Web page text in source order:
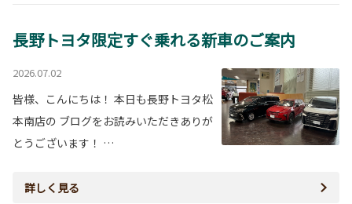
長野トヨタ限定すぐ乗れる新車のご案内
2026.07.02
皆様、こんにちは！ 本日も長野トヨタ松
本南店の ブログをお読みいただきありが
とうございます！ …
詳しく見る